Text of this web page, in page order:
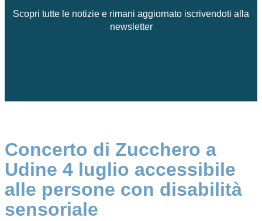
Scopri tutte le notizie e rimani aggiornato iscrivendoti alla
newsletter
Concerto di Zucchero a
Udine 4 luglio accessibile
alle persone con disabilità
sensoriale